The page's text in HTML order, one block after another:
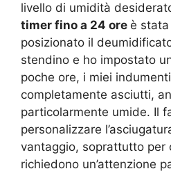
livello di umidità
timer fino a 24 ore è
posizionato il
stendino e ho impostato
poche ore, i miei
completamente asciutti,
particolarmente umide. Il
personalizzare
vantaggio, soprattutto per
richiedono un’attenzione